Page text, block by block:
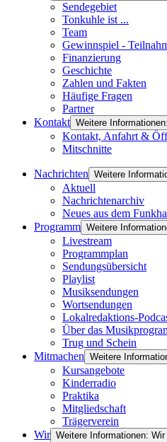
Sendegebiet
Tonkuhle ist ...
Team
Gewinnspiel -
Finanzierung
Geschichte
Zahlen und Fakten
Häufige Fragen
Partner
Kontakt Weitere
Kontakt, Anfahrt &
Mitschnitte
Nachrichten Weitere
Aktuell
Nachrichtenarchiv
Neues aus dem
Programm Weitere
Livestream
Programmplan
Sendungsübersicht
Playlist
Musiksendungen
Wortsendungen
Lokalredaktions-
Über das
Trug und Schein
Mitmachen Weitere
Kursangebote
Kinderradio
Praktika
Mitgliedschaft
Trägerverein
Wir Weitere Informationen: Wir